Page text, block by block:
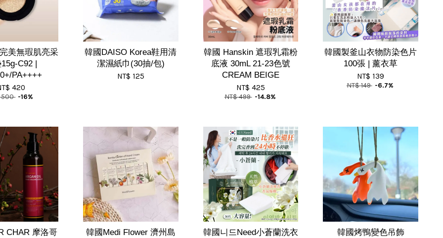
美無瑕肌亮采
C92 |
PA++++
420
500 -16%
韓國DAISO Korea鞋用清
潔濕紙巾(30抽/包)
NT$ 125
韓國 Hanskin 遮瑕乳霜粉
底液 30mL 21-23色號
CREAM BEIGE
NT$ 425
NT$ 499 -14.8%
韓國製釜山衣物防染色片
100張 | 薰衣草
NT$ 139
NT$ 149 -6.7%
CHAR 摩洛哥
韓國Medi Flower 濟州島
韓國니드Need小蒼蘭洗衣
韓國烤鴨變色吊飾